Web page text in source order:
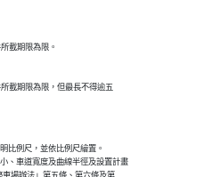
所載期限為限。
所載期限為限，但最長不得逾五
比例尺，並依比例尺繪置。
、車道寬度及曲線半徑及設置計畫